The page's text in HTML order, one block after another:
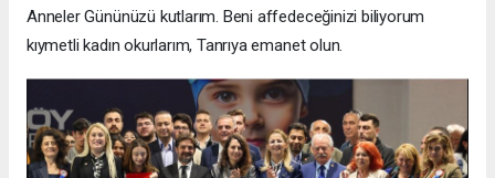
Anneler Gününüzü kutlarım. Beni affedeceğinizi biliyorum
kıymetli kadın okurlarım, Tanrıya emanet olun.